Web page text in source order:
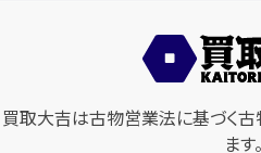
買取大吉は古物営業法に基づく
ます。